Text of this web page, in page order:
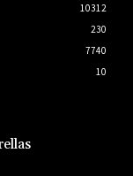
10312
230
7740
10